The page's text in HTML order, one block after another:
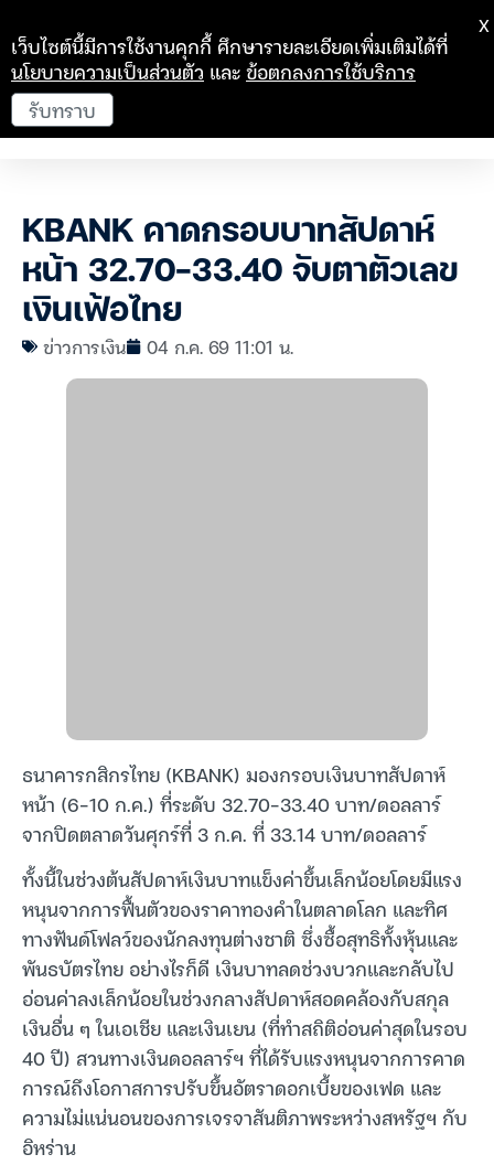
KBANK คาดกรอบบาทสัปดาห์
หน้า 32.70-33.40 จับตาตัวเลข
เงินเฟ้อไทย
ข่าวการเงิน 04 ก.ค. 69 11:01 น.
ธนาคารกสิกรไทย (KBANK) มองกรอบเงินบาทสัปดาห์
หน้า (6-10 ก.ค.) ที่ระดับ 32.70-33.40 บาท/ดอลลาร์
จากปิดตลาดวันศุกร์ที่ 3 ก.ค. ที่ 33.14 บาท/ดอลลาร์
ทั้งนี้ในช่วงต้นสัปดาห์เงินบาทแข็งค่าขึ้นเล็กน้อยโดยมีแรง
หนุนจากการฟื้นตัวของราคาทองคำในตลาดโลก และทิศ
ทางฟันด์โฟลว์ของนักลงทุนต่างชาติ ซึ่งซื้อสุทธิทั้งหุ้นและ
พันธบัตรไทย อย่างไรก็ดี เงินบาทลดช่วงบวกและกลับไป
อ่อนค่าลงเล็กน้อยในช่วงกลางสัปดาห์สอดคล้องกับสกุล
เงินอื่น ๆ ในเอเชีย และเงินเยน (ที่ทำสถิติอ่อนค่าสุดในรอบ
40 ปี) สวนทางเงินดอลลาร์ฯ ที่ได้รับแรงหนุนจากการคาด
การณ์ถึงโอกาสการปรับขึ้นอัตราดอกเบี้ยของเฟด และ
ความไม่แน่นอนของการเจรจาสันติภาพระหว่างสหรัฐฯ กับ
อิหร่าน
เว็บไซต์นี้มีการใช้งานคุกกี้ ศึกษารายละเอียดเพิ่มเติมได้ที่
นโยบายความเป็นส่วนตัว และข้อตกลงการใช้บริการ
รับทราบ
X